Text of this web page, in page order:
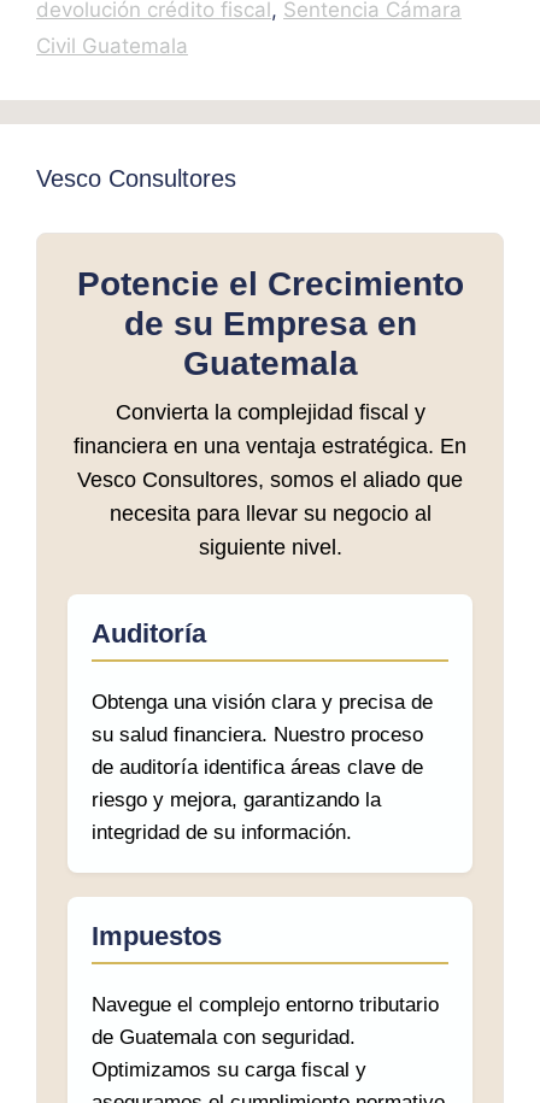
devolución crédito fiscal, Sentencia Cámara
Civil Guatemala
Vesco Consultores
Potencie el Crecimiento
de su Empresa en
Guatemala
Convierta la complejidad fiscal y
financiera en una ventaja estratégica. En
Vesco Consultores, somos el aliado que
necesita para llevar su negocio al
siguiente nivel.
Auditoría
Obtenga una visión clara y precisa de
su salud financiera. Nuestro proceso
de auditoría identifica áreas clave de
riesgo y mejora, garantizando la
integridad de su información.
Impuestos
Navegue el complejo entorno tributario
de Guatemala con seguridad.
Optimizamos su carga fiscal y